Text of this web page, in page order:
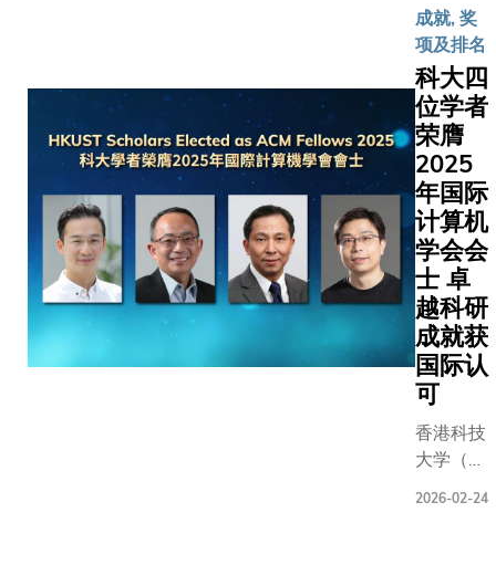
级研究学
者计划」
及「研究
学者计
划」中，
共有三名
学者获颁
殊荣，以
表彰其在
电化学合
成、量子
材料及生
成式人工
智能
（AI）等
前沿领域
所开展的
创新研
在推动具
成就, 奖
项及排名
科大四
位学者
荣膺
2025
年国际
计算机
学会会
士 卓
越科研
成就获
国际认
可
香港科技
大学（科
2026-02-24